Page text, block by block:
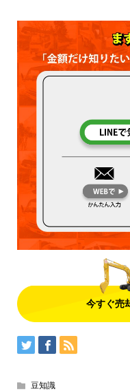
今すぐ売
豆知識